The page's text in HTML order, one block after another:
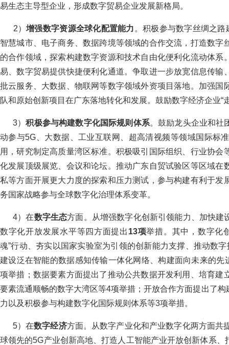
易生态主导型企业，形成数字贸易企业发展新格局。
2）增强数字资源全球化配置能力 。积极参与数字丝绸之路
智慧城市、电子商务、数据跨境等领域的合作交流，打造数
的合作领域，探索构建数字资源和技术自由化便利化流动体
易、数字贸易提供快捷便利化通道。争取进一步放宽信息传
批云服务、大数据、物联网等数字领域外资项目落地。加强
队和原始创新项目在广东落地转化和发展。鼓励数字经济企业“
3）积极参与构建数字化国际规则体系。鼓励龙头企业和社
动参与5G、大数据、工业互联网、超高清视频等领域国际标
用，研究制定高质量湾区标准。积极吸引国际组织、行业协
化发展顶级展览、会议和论坛。推动广东自贸试验区等区域
私等方面开展更大力度的探索和压力测试，参与构建有利于
务国家战略参与全球数字化治理体系变革。
4）在数字生态方面。从增强数字化创新引领能力、加快
数字化开放发展水平等四方面提出 13项举措。其中，数字化
魂”行动、夯实以国家实验室为引领的创新能力支撑、推动数
建设泛在智能的数据感知传输一体化网络、构建面向未来的先
项举措；数据要素方面提出了推动公共数据开发利用、培育
要素流通顺畅的数字大湾区等4项举措；开放合作方面提出了
力以及积极参与构建数字化国际规则体系等3项举措。
5）在数字经济方面。从数字产业化和产业数字化两方面共
球领先的5G产业创新高地、打造人工智能产业开放创新体系